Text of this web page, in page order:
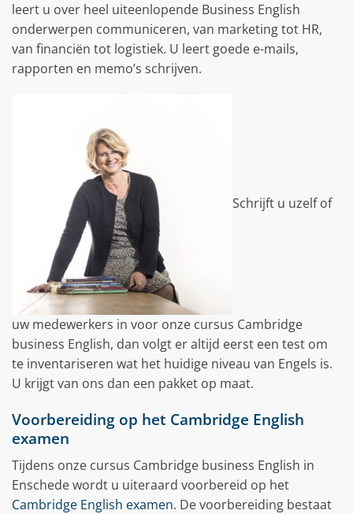
leert u over heel uiteenlopende Business English
onderwerpen communiceren, van marketing tot HR,
van financiën tot logistiek. U leert goede e-mails,
rapporten en memo’s schrijven.
Schrijft u uzelf of
uw medewerkers in voor onze cursus Cambridge
business English, dan volgt er altijd eerst een test om
te inventariseren wat het huidige niveau van Engels is.
U krijgt van ons dan een pakket op maat.
Voorbereiding op het Cambridge English
examen
Tijdens onze cursus Cambridge business English in
Enschede wordt u uiteraard voorbereid op het
Cambridge English examen. De voorbereiding bestaat